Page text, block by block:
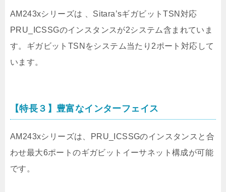
AM243xシリーズは 、Sitara’sギガビットTSN対応
PRU_ICSSGのインスタンスが2システム含まれていま
す。ギガビットTSNをシステム当たり2ポート対応して
います。
【特長３】豊富なインターフェイス
AM243xシリーズは、PRU_ICSSGのインスタンスと合
わせ最大6ポートのギガビットイーサネット構成が可能
です。